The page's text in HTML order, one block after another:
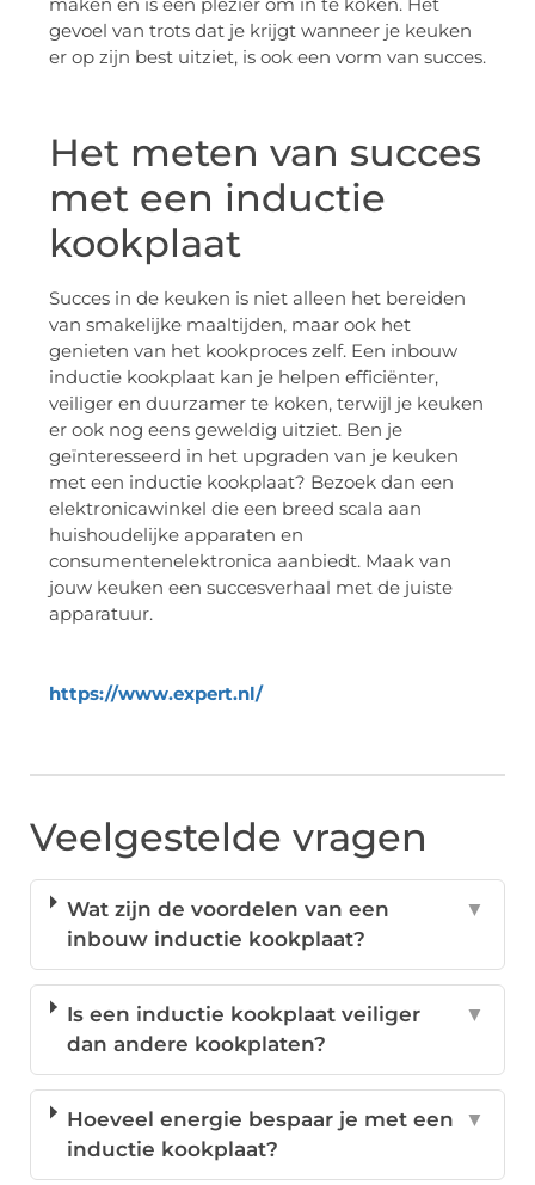
gevoel van trots dat je krijgt wanneer je keuken
er op zijn best uitziet, is ook een vorm van succes.
Het meten van succes
met een inductie
kookplaat
Succes in de keuken is niet alleen het bereiden
van smakelijke maaltijden, maar ook het
genieten van het kookproces zelf. Een inbouw
inductie kookplaat kan je helpen efficiënter,
veiliger en duurzamer te koken, terwijl je keuken
er ook nog eens geweldig uitziet. Ben je
geïnteresseerd in het upgraden van je keuken
met een inductie kookplaat? Bezoek dan een
elektronicawinkel die een breed scala aan
huishoudelijke apparaten en
consumentenelektronica aanbiedt. Maak van
jouw keuken een succesverhaal met de juiste
apparatuur.
https://www.expert.nl/
Veelgestelde vragen
Wat zijn de voordelen van een
inbouw inductie kookplaat?
▼
Is een inductie kookplaat veiliger
dan andere kookplaten?
▼
Hoeveel energie bespaar je met een
inductie kookplaat?
▼